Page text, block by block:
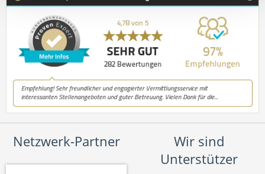
Netzwerk-Partner
Wir sind
Unterstützer